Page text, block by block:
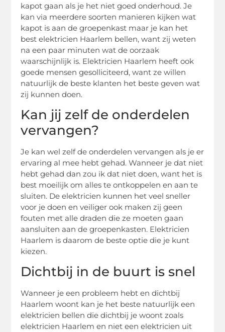
kapot gaan als je het niet goed onderhoud. Je
kan via meerdere soorten manieren kijken wat
kapot is aan de groepenkast maar je kan het
best elektricien Haarlem bellen, want zij weten
na een paar minuten wat de oorzaak
waarschijnlijk is. Elektricien Haarlem heeft ook
goede mensen gesolliciteerd, want ze willen
natuurlijk de beste klanten het beste geven wat
zij kunnen doen.
Kan jij zelf de onderdelen
vervangen?
Je kan wel zelf de onderdelen vervangen als je er
ervaring al mee hebt gehad. Wanneer je dat niet
hebt gehad dan zou ik dat niet doen, want het is
best moeilijk om alles te ontkoppelen en aan te
sluiten. De elektricien kunnen het veel sneller
voor je doen en veiliger ook maken zij geen
fouten met alle draden die ze moeten gaan
aansluiten aan de groepenkasten. Elektricien
Haarlem is daarom de beste optie die je kunt
kiezen.
Dichtbij in de buurt is snel
Wanneer je een probleem hebt en dichtbij
Haarlem woont kan je het beste natuurlijk een
elektricien bellen die dichtbij je woont zoals
elektricien Haarlem en niet een elektricien uit